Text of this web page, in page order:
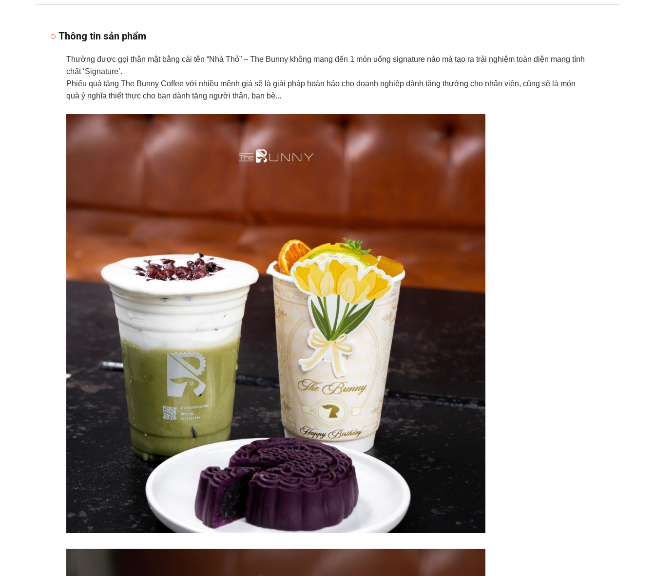
Thông tin sản phẩm
Thường được gọi thân mật bằng cái tên “Nhà Thỏ” – The Bunny không mang đến 1 món uống signature nào mà tạo ra trải nghiệm toàn diện mang tính
chất ‘Signature’.
Phiếu quà tặng The Bunny Coffee với nhiều mệnh giá sẽ là giải pháp hoàn hảo cho doanh nghiệp dành tặng thưởng cho nhân viên, cũng sẽ là món
quà ý nghĩa thiết thực cho bạn dành tặng người thân, bạn bè...